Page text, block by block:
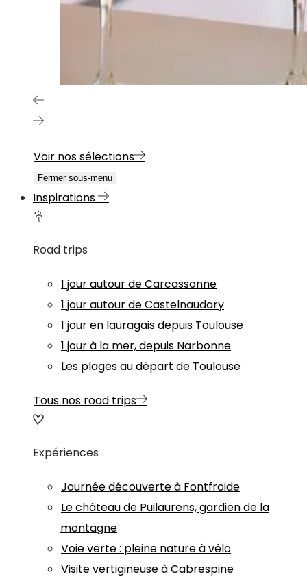
Voir nos sélections
Fermer sous-menu
Inspirations
Road trips
1 jour autour de Carcassonne
1 jour autour de Castelnaudary
1 jour en lauragais depuis Toulouse
1 jour à la mer, depuis Narbonne
Les plages au départ de Toulouse
Tous nos road trips
Expériences
Journée découverte à Fontfroide
Le château de Puilaurens, gardien de la
montagne
Voie verte : pleine nature à vélo
Visite vertigineuse à Cabrespine